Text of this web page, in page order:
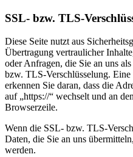
SSL- bzw. TLS-
Diese Seite nutzt aus
Übertragung vertraulicher
oder Anfragen, die Sie an uns
bzw. TLS-Verschlüsselung.
erkennen Sie daran, dass die
auf „https://“ wechselt und an
Browserzeile.
Wenn die SSL- bzw. TLS-
Daten, die Sie an uns
werden.